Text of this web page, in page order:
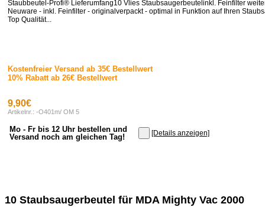
Staubbeutel-Profi® Lieferumfang10 Vlies Staubsaugerbeutelinkl. Feinfilter
Neuware - inkl. Feinfilter - originalverpackt - optimal in Funktion auf Ihren
Top Qualität...
Kostenfreier Versand ab 35€ Bestellwert
10% Rabatt ab 26€ Bestellwert
9,90€
Artikelnr.: -O401m/ OM 5
Mo - Fr bis 12 Uhr bestellen und
Versand noch am gleichen Tag!
[Details anzeigen]
10 Staubsaugerbeutel für MDA Mighty Vac 2000